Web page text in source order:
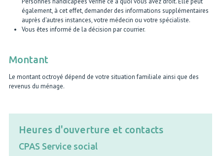
également, à cet effet, demander des informations supplémentaires
auprès d'autres instances, votre médecin ou votre spécialiste.
Vous êtes informé de la décision par courrier.
Montant
Le montant octroyé dépend de votre situation familiale ainsi que des
revenus du ménage.
Heures d'ouverture et contacts
CPAS Service social